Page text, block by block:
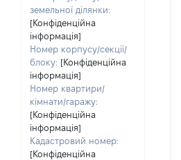
земельної ділянки:
[Конфіденційна
інформація]
Номер корпусу/секції/
блоку: [Конфіденційна
інформація]
Номер квартири/
кімнати/гаражу:
[Конфіденційна
інформація]
Кадастровий номер:
[Конфіденційна